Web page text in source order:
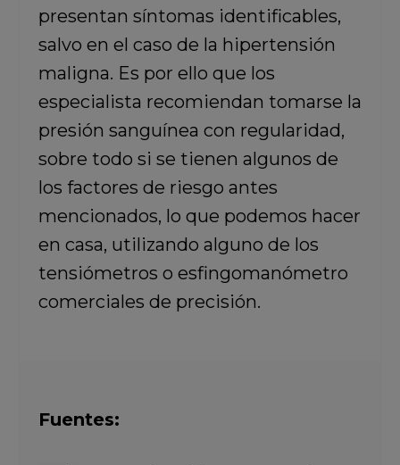
presentan síntomas identificables,
salvo en el caso de la hipertensión
maligna. Es por ello que los
especialista recomiendan tomarse la
presión sanguínea con regularidad,
sobre todo si se tienen algunos de
los factores de riesgo antes
mencionados, lo que podemos hacer
en casa, utilizando alguno de los
tensiómetros o esfingomanómetro
comerciales de precisión.
Fuentes: